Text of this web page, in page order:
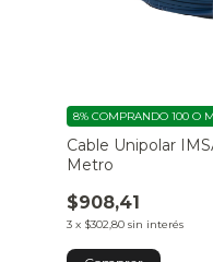
Cable Unipolar
Metro
$908,41
3 x $302,80 sin interés
8% COMPRANDO 100 O